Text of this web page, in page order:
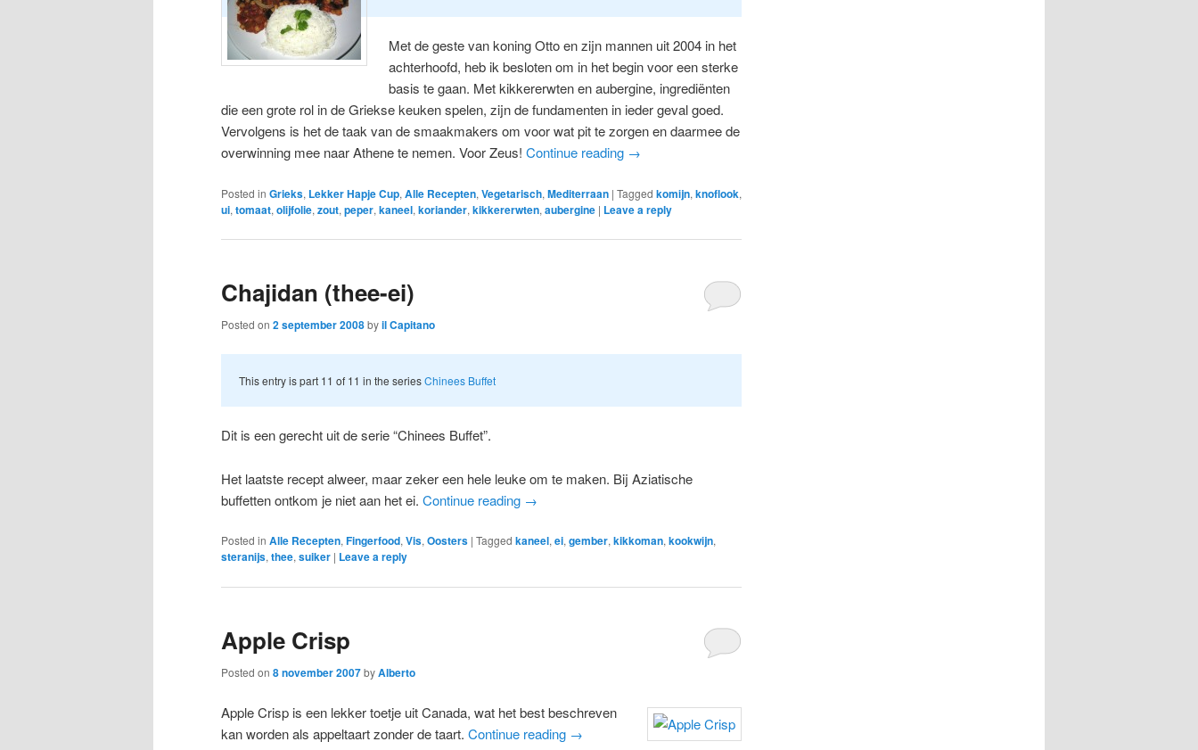
Met de geste van koning Otto en zijn mannen uit 2004 in het
achterhoofd, heb ik besloten om in het begin voor een sterke
basis te gaan. Met kikkererwten en aubergine, ingrediënten
die een grote rol in de Griekse keuken spelen, zijn de fundamenten in ieder geval goed.
Vervolgens is het de taak van de smaakmakers om voor wat pit te zorgen en daarmee de
overwinning mee naar Athene te nemen. Voor Zeus! Continue reading →
Posted in Grieks, Lekker Hapje Cup, Alle Recepten, Vegetarisch, Mediterraan | Tagged komijn, knoflook,
ui, tomaat, olijfolie, zout, peper, kaneel, koriander, kikkererwten, aubergine | Leave a reply
Chajidan (thee-ei)
Posted on 2 september 2008byil Capitano
This entry is part 11 of 11 in the seriesChinees Buffet
Dit is een gerecht uit de serie “Chinees Buffet”.
Het laatste recept alweer, maar zeker een hele leuke om te maken. Bij Aziatische
buffetten ontkom je niet aan het ei. Continue reading →
Posted in Alle Recepten, Fingerfood, Vis, Oosters | Tagged kaneel, ei, gember, kikkoman, kookwijn,
steranijs, thee, suiker | Leave a reply
Apple Crisp
Posted on 8 november 2007byAlberto
Apple Crisp is een lekker toetje uit Canada, wat het best beschreven
kan worden als appeltaart zonder de taart. Continue reading →